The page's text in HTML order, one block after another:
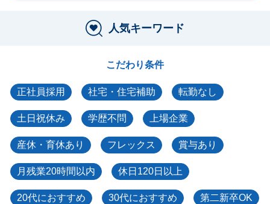
人気キーワード
こだわり条件
正社員採用 社宅・住宅補助 転勤なし
土日祝休み 学歴不問 上場企業
産休・育休あり フレックス 賞与あり
月残業20時間以内 休日120日以上
20代におすすめ 30代におすすめ 第二新卒OK